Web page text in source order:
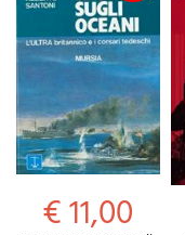
€ 11,00